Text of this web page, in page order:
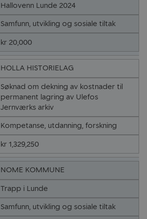
Hallovenn Lunde 2024
Samfunn, utvikling og sosiale tiltak
kr 20,000
HOLLA HISTORIELAG
Søknad om dekning av kostnader til
permanent lagring av Ulefos
Jernværks arkiv
Kompetanse, utdanning, forskning
kr 1,329,250
NOME KOMMUNE
Trapp i Lunde
Samfunn, utvikling og sosiale tiltak